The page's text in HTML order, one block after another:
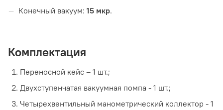
Конечный вакуум: 15 мкр.
Комплектация
Переносной кейс – 1 шт.;
Двухступенчатая вакуумная помпа - 1 шт.;
Четырехвентильный манометрический коллектор - 1